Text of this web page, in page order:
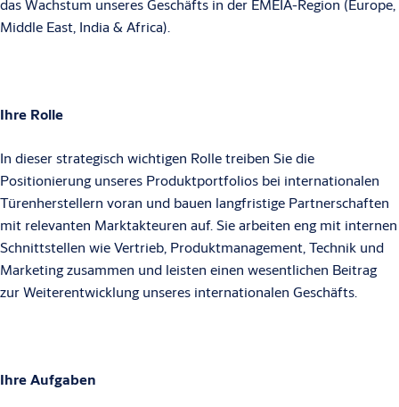
das Wachstum unseres Geschäfts in der EMEIA-Region (Europe,
Middle East, India & Africa).
Ihre Rolle
In dieser strategisch wichtigen Rolle treiben Sie die
Positionierung unseres Produktportfolios bei internationalen
Türenherstellern voran und bauen langfristige Partnerschaften
mit relevanten Marktakteuren auf. Sie arbeiten eng mit internen
Schnittstellen wie Vertrieb, Produktmanagement, Technik und
Marketing zusammen und leisten einen wesentlichen Beitrag
zur Weiterentwicklung unseres internationalen Geschäfts.
Ihre Aufgaben